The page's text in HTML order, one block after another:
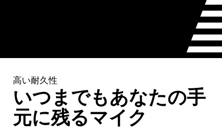
高い耐久性
いつまでもあなたの手
元に残るマイク